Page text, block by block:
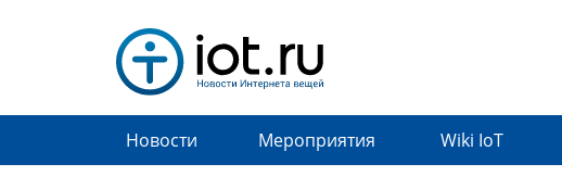
Новости Мероприятия Wiki IoT